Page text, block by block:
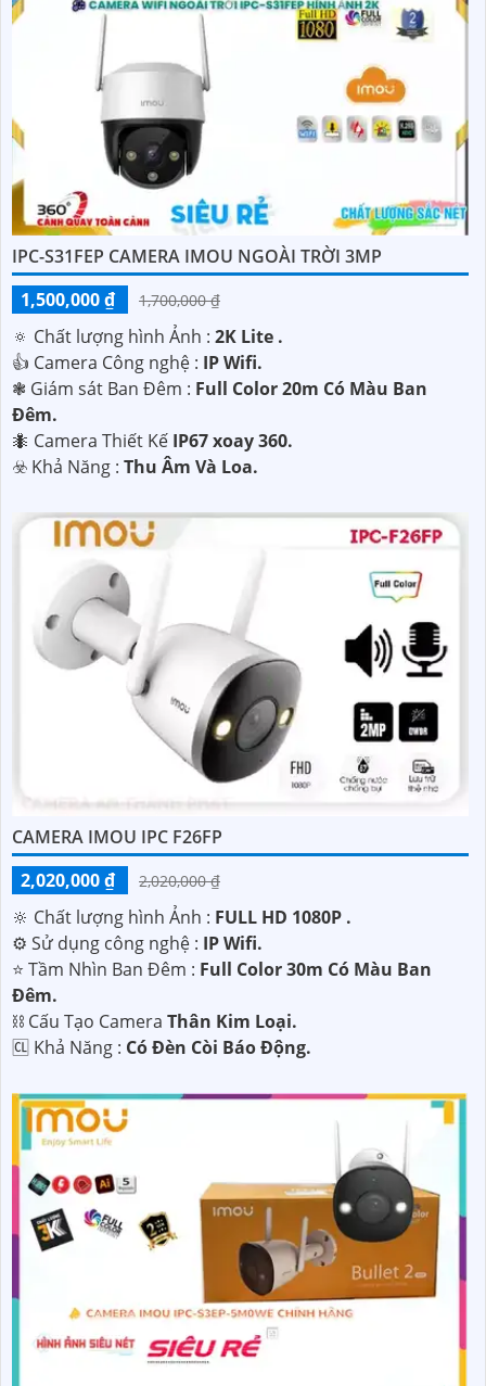
IPC-S31FEP CAMERA IMOU NGOÀI TRỜI 3MP
1,500,000 ₫
1,700,000 ₫
🔅 Chất lượng hình Ảnh : 2K Lite .
👍 Camera Công nghệ : IP Wifi.
❃ Giám sát Ban Đêm : Full Color 20m Có Màu Ban
Ðêm.
🐜 Camera Thiết Kế IP67 xoay 360.
️☣️ Khả Năng : Thu Âm Và Loa.
CAMERA IMOU IPC F26FP
2,020,000 ₫
2,020,000 ₫
🔆 Chất lượng hình Ảnh : FULL HD 1080P .
⚙ Sử dụng công nghệ : IP Wifi.
⭐ Tầm Nhìn Ban Đêm : Full Color 30m Có Màu Ban
Đêm.
⛓ Cấu Tạo Camera Thân Kim Loại.
️🆑 Khả Năng : Có Đèn Còi Báo Động.